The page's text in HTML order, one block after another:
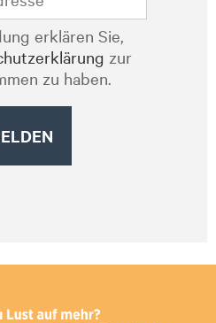
erklären Sie,
zur
zu haben.